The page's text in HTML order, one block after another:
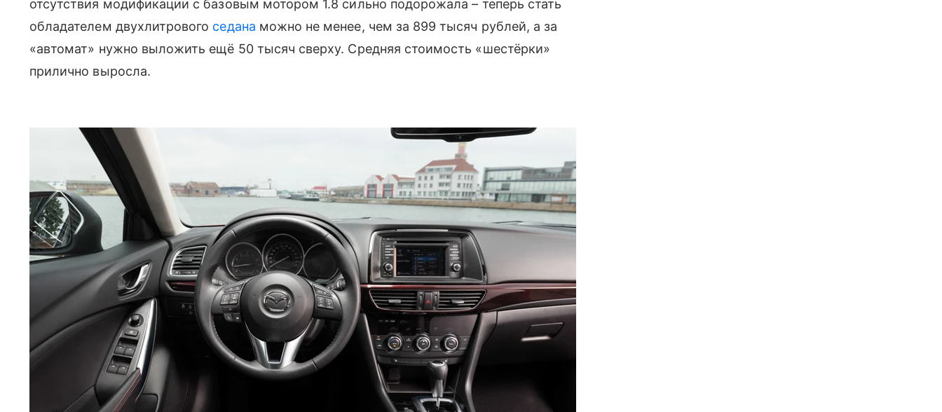
отсутствия модификации с базовым мотором 1.8 сильно подорожала – теперь стать
обладателем двухлитрового седана можно не менее, чем за 899 тысяч рублей, а за
«автомат» нужно выложить ещё 50 тысяч сверху. Средняя стоимость «шестёрки»
прилично выросла.